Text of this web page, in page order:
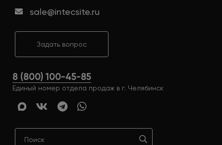
sale@intecsite.ru
Задать вопрос
8 (800) 100-45-85
Единый номер отдела продаж в г. Челябинск